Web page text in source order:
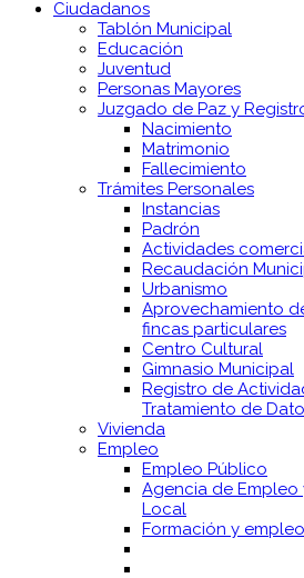
Ciudadanos
Tablón Municipal
Educación
Juventud
Personas Mayores
Juzgado de Paz y
Nacimiento
Matrimonio
Fallecimiento
Trámites Personales
Instancias
Padrón
Actividades
Recaudación
Urbanismo
Aprovechamiento
fincas particulares
Centro Cultural
Gimnasio Municipal
Registro de
Tratamiento de
Vivienda
Empleo
Empleo Público
Agencia de Empleo
Local
Formación y empleo